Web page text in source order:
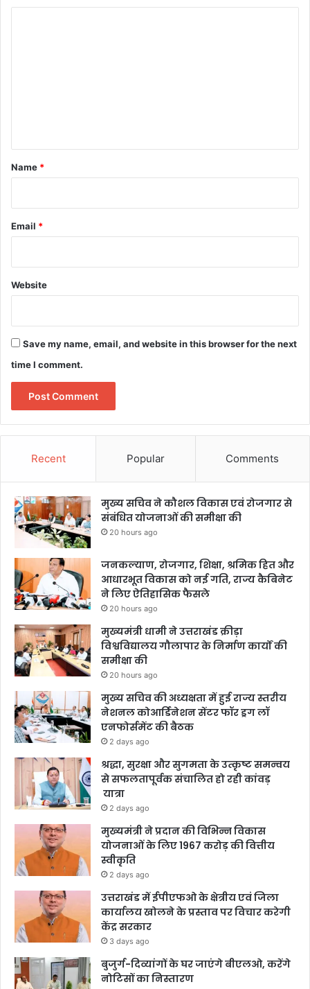
*
Name *
Email *
Website
Save my name, email, and website in this browser for the next
time I comment.
Recent Popular Comments
मुख्य सचिव ने कौशल विकास एवं रोजगार से
संबंधित योजनाओं की समीक्षा की
20 hours ago
जनकल्याण, रोजगार, शिक्षा, श्रमिक हित और
आधारभूत विकास को नई गति, राज्य कैबिनेट
ने लिए ऐतिहासिक फैसले
20 hours ago
मुख्यमंत्री धामी ने उत्तराखंड क्रीड़ा
विश्वविद्यालय गौलापार के निर्माण कार्यों की
समीक्षा की
20 hours ago
मुख्य सचिव की अध्यक्षता में हुई राज्य स्तरीय
नेशनल कोआर्डिनेशन सेंटर फॉर ड्रग लॉ
एनफोर्समेंट की बैठक
2 days ago
श्रद्धा, सुरक्षा और सुगमता के उत्कृष्ट समन्वय
से सफलतापूर्वक संचालित हो रही कांवड़
यात्रा
2 days ago
मुख्यमंत्री ने प्रदान की विभिन्न विकास
योजनाओं के लिए 1967 करोड़ की वित्तीय
स्वीकृति
2 days ago
उत्तराखंड में ईपीएफओ के क्षेत्रीय एवं जिला
कार्यालय खोलने के प्रस्ताव पर विचार करेगी
केंद्र सरकार
3 days ago
बुजुर्ग-दिव्यांगों के घर जाएंगे बीएलओ, करेंगे
नोटिसों का निस्तारण